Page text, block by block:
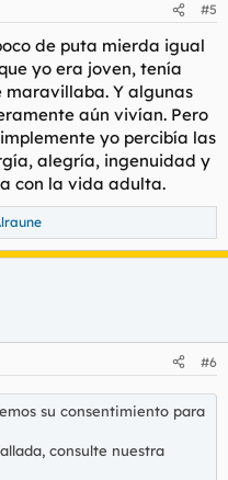
#5
de puta mierda igual
yo era joven, tenía
maravillaba. Y algunas
aún vivían. Pero
yo percibía las
alegría, ingenuidad y
con la vida adulta.
#6
su consentimiento para
consulte nuestra